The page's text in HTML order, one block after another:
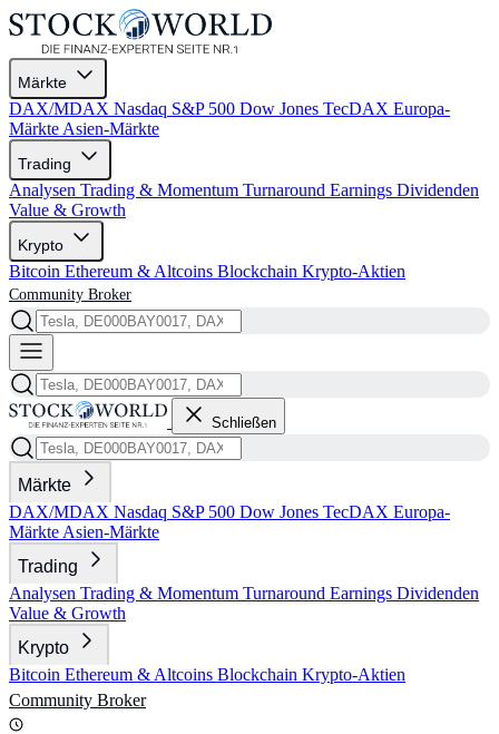
Märkte
DAX/MDAX Nasdaq S&P 500 Dow Jones TecDAX Europa-
Märkte Asien-Märkte
Trading
Analysen Trading & Momentum Turnaround Earnings Dividenden
Value & Growth
Krypto
Bitcoin Ethereum & Altcoins Blockchain Krypto-Aktien
Community Broker
Schließen
Märkte
DAX/MDAX Nasdaq S&P 500 Dow Jones TecDAX Europa-
Märkte Asien-Märkte
Trading
Analysen Trading & Momentum Turnaround Earnings Dividenden
Value & Growth
Krypto
Bitcoin Ethereum & Altcoins Blockchain Krypto-Aktien
Community Broker